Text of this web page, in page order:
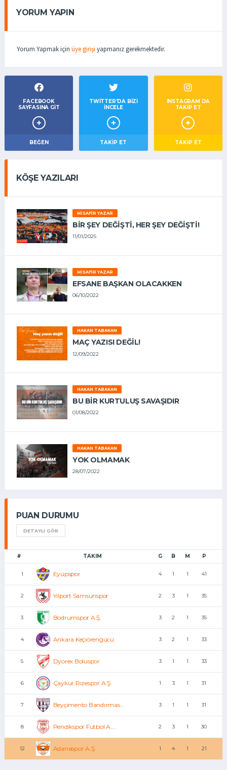
YORUM YAPIN
Yorum Yapmak için üye girişi yapmanız gerekmektedir.
FACEBOOK
SAYFASINA GIT
BEĞEN
TWITTER'DA BIZI
İNCELE
TAKIP ET
INSTAGRAM DA
TAKİP ET
TAKİP ET
KÖŞE YAZILARI
MISAFIR YAZAR
BIR ŞEY DEĞIŞTI, HER ŞEY DEĞIŞTI!
11/01/2025
MISAFIR YAZAR
EFSANE BAŞKAN OLACAKKEN
06/10/2022
HAKAN TABAKAN
MAÇ YAZISI DEĞİL!
12/09/2022
HAKAN TABAKAN
BU BİR KURTULUŞ SAVAŞIDIR
01/08/2022
HAKAN TABAKAN
YOK OLMAMAK
28/07/2022
PUAN DURUMU
DETAYLI GÖR
# TAKIM G B M P
1 Eyüpspor 4 1 1 41
2 Yılport Samsunspor 2 3 1 35
3 Bodrumspor A.Ş. 3 2 1 35
4 Ankara Keçiörengücü 3 2 1 33
5 Dyorex Boluspor 3 1 1 33
6 Çaykur Rizespor A.Ş. 1 3 1 31
7 Beyçimento Bandırmas... 3 1 1 31
8 Pendikspor Futbol A.... 2 3 1 30
12 Adanaspor A.Ş. 1 4 1 21